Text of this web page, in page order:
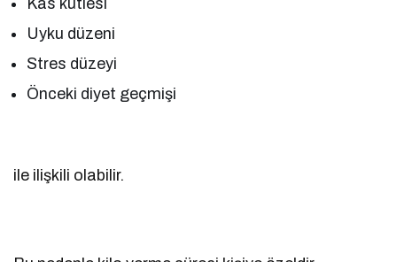
Uyku düzeni
Stres düzeyi
Önceki diyet geçmişi
ile ilişkili olabilir.